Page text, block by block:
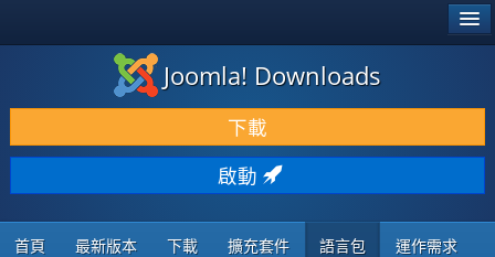
下載 & 擴充
發現 & 學習
社群 & 支援
程式者資源
Joomla! Downloads
下載
啟動
首頁 最新版本 下載 擴充套件 語言包 運作需求